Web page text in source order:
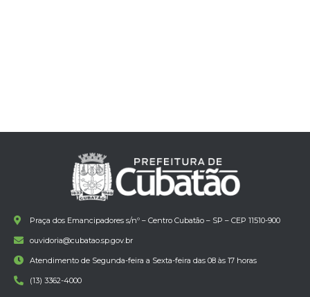
Praça dos Emancipadores s/nº – Centro Cubatão – SP – CEP 11510-900
ouvidoria@cubatao.sp.gov.br
Atendimento de Segunda-feira a Sexta-feira das 08 às 17 horas
(13) 3362-4000